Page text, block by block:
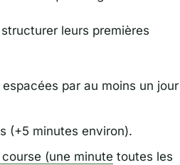
leurs premières
par au moins un jour
(+5 minutes environ).
(une minute toutes les